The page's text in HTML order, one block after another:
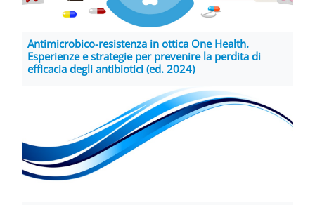
Antimicrobico-resistenza in ottica One Health.
Esperienze e strategie per prevenire la perdita di
efficacia degli antibiotici (ed. 2024)